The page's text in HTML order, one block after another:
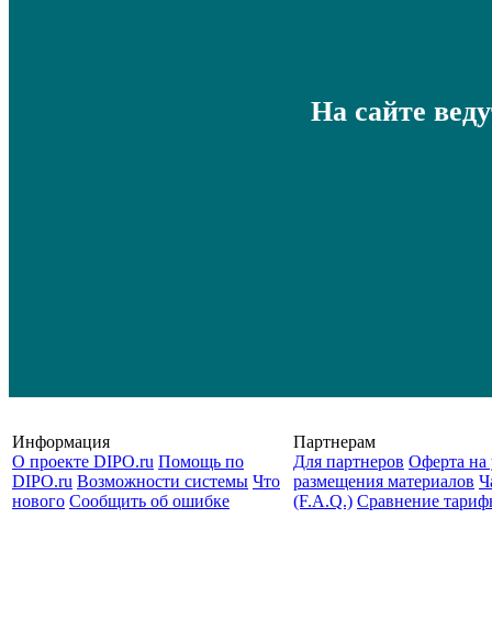
На сайте
Информация
О проекте DIPO.ru Помощь по
DIPO.ru Возможности системы Что
нового Сообщить об ошибке
Партнерам
Для партнеров Оферта на
размещения материалов
(F.A.Q.) Cравнение